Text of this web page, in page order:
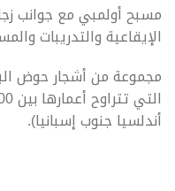
مسبح أولمبي مع جوانب
الإيقاعية والتدريبات
مجموعة من أشجار حوض
أندلسيا جنوب إسبانيا).